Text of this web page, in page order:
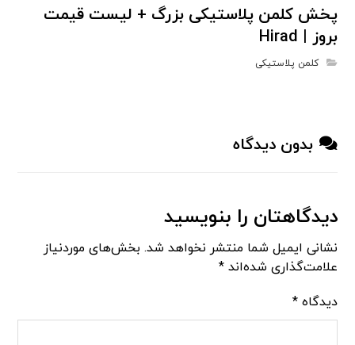
پخش کلمن پلاستیکی بزرگ + لیست قیمت
بروز | Hirad
کلمن پلاستیکی
بدون دیدگاه
دیدگاهتان را بنویسید
نشانی ایمیل شما منتشر نخواهد شد. بخش‌های موردنیاز
علامت‌گذاری شده‌اند*
دیدگاه*